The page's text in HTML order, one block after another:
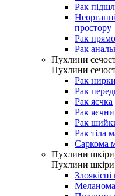
Рак
простору
Рак
Рак
Пухлини
Пухлини
Рак нирки
Рак
Рак яєчка
Рак
Рак
Рак тіла
Саркома
Пухлини шкіри,
Пухлини шкіри,
Меланома